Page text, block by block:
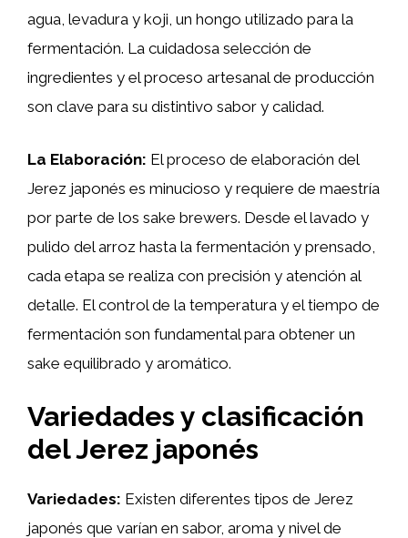
agua, levadura y koji, un hongo utilizado para la
fermentación. La cuidadosa selección de
ingredientes y el proceso artesanal de producción
son clave para su distintivo sabor y calidad.
La Elaboración: El proceso de elaboración del
Jerez japonés es minucioso y requiere de maestría
por parte de los sake brewers. Desde el lavado y
pulido del arroz hasta la fermentación y prensado,
cada etapa se realiza con precisión y atención al
detalle. El control de la temperatura y el tiempo de
fermentación son fundamental para obtener un
sake equilibrado y aromático.
Variedades y clasificación
del Jerez japonés
Variedades: Existen diferentes tipos de Jerez
japonés que varían en sabor, aroma y nivel de